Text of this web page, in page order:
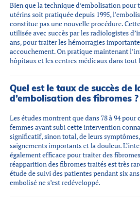
Bien que la technique d’embolisation pour
utérins soit pratiquée depuis 1995,
constitue pas une nouvelle procédure.
utilisée avec succès par les radiologistes
ans, pour traiter les hémorragies
accouchement. On pratique maintenant
hôpitaux et les centres médicaux dans tout
Quel est le taux de succès de
d’embolisation des fibromes ?
Les études montrent que dans 78 à 94 pour
femmes ayant subi cette intervention
significatif, sinon total, de leurs
saignements importants et la douleur.
également efficace pour traiter des
réapparition des fibromes traités est très
étude de suivi des patientes pendant six
embolisé ne s’est redéveloppé.